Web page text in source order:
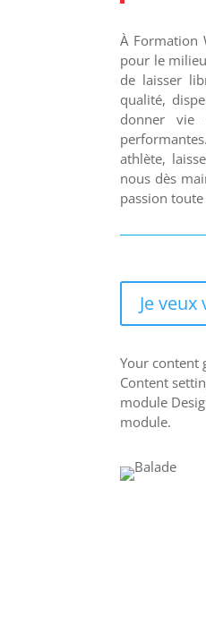
À Formation
pour le
de laisser
qualité,
donner vie
athlète,
nous dès
passion
Je
Your content
Content
module
module.